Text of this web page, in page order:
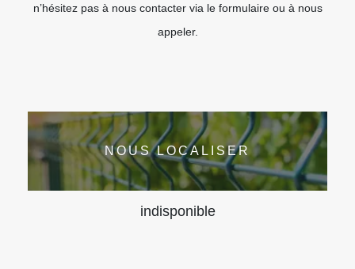
n’hésitez pas à nous contacter via le formulaire ou à nous
appeler.
NOUS LOCALISER
indisponible